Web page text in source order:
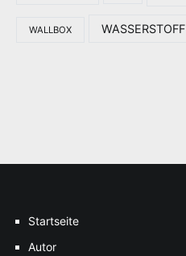
WALLBOX WASSERSTOFF
Startseite
Autor